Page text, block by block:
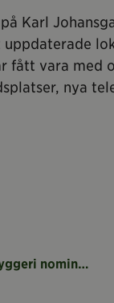
Karl
fått vara
nya
Kronans Bryggeri nominerat till Årets Hållbarhetsprestation